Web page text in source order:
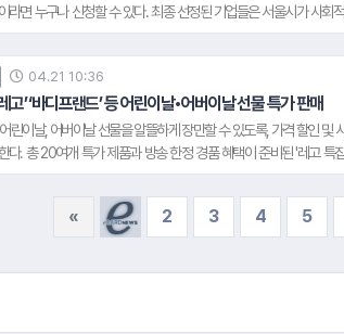
라면 누구나 신청할 수 있다. 최종 선정된 기업들은 서울시가 사회
마련한 기획전에 참여하게 된다. 또한 참여 기업의 11번가 입점과
을 통해 상품 주목도를 높일 계획이다. 할인쿠폰 발급 등을 통해 참
04.21 10:36
고’ ‘바디프랜드’ 등 어린이날•어버이날 선물 특가 판매
린이날, 어버이날 선물을 알뜰하게 장만할 수 있도록, 가격 할인 및
다. 총 20여개 특가 제품과 방송 한정 경품 혜택이 준비된 '레고 특
빅딜' 행사를 통해 레트로 감성의 '레고 슈퍼마리오 게임보이'를 비
크닉, 닌자고 등 시리즈별 인기 제품을 최대 30% 할인가에 판매한
케어로봇 '레그넘로봇'을 최대 혜택 적용 시 정가(290만원) 대비 54
« 2 3 4 5